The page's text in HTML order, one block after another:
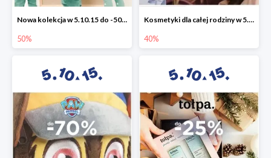
Nowa kolekcja w 5.10.15 do -50%
50%
Kosmetyki dla całej rodziny w 5.10.15 do -40%
40%